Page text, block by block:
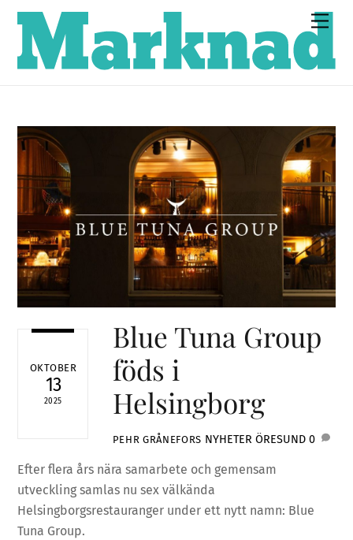
Skip
content
OKTOBER
13
2025
Blue Tuna Group
föds i
Helsingborg
PEHR GRÅNEFORS NYHETER ÖRESUND 0
Efter flera års nära samarbete och gemensam
utveckling samlas nu sex välkända
Helsingborgsrestauranger under ett nytt namn: Blue
Tuna Group.